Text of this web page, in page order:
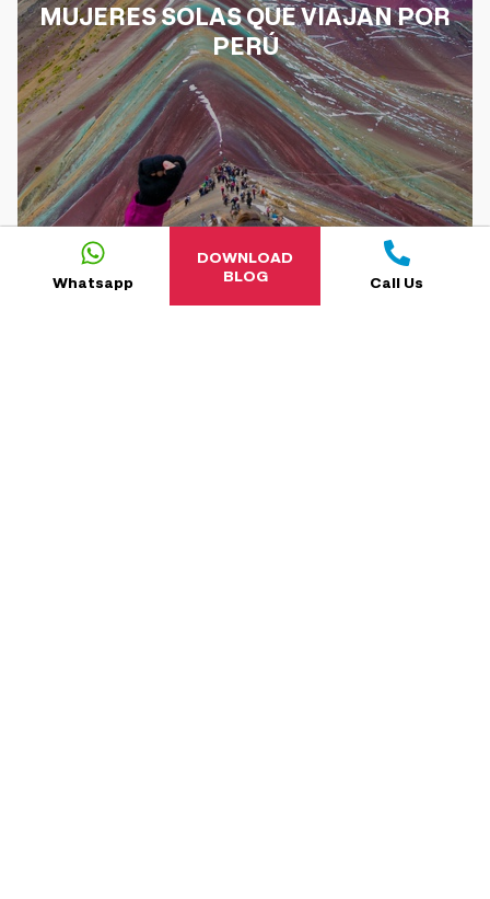
Whatsapp
DOWNLOAD
BLOG
Call Us
MUJERES SOLAS QUE VIAJAN POR
PERÚ